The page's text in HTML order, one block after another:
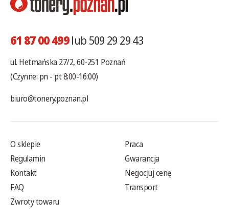
61 87 00 499lub 509 29 29 43
ul. Hetmańska 27/2, 60-251 Poznań
(Czynne: pn - pt 8:00-16:00)
biuro@tonery.poznan.pl
O sklepie
Regulamin
Kontakt
FAQ
Zwroty towaru
Praca
Gwarancja
Negocjuj cenę
Transport